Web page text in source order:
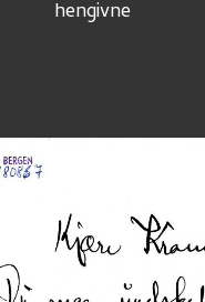
hengivne